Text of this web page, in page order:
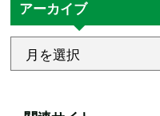
アーカイブ